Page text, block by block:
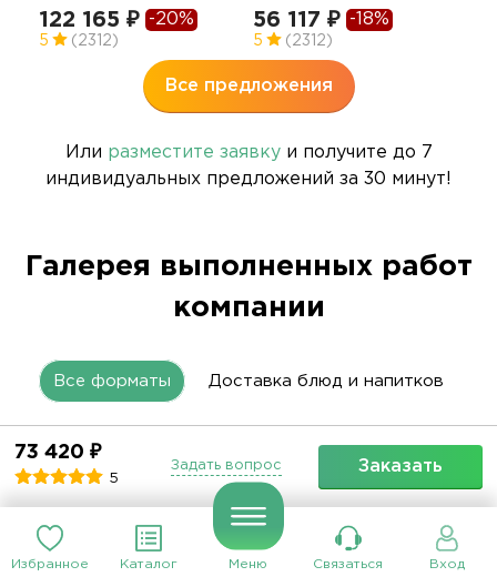
Избранное Каталог Меню Связаться Вход
73 420 ₽
5
Заказать
Задать вопрос
122 165 ₽ -20%
5 (2312)
56 117 ₽ -18%
5 (2312)
Все предложения
Или разместите заявкуи получите до 7
индивидуальных предложений за 30 минут!
Галерея выполненных работ
компании
Все форматы Доставка блюд и напитков
Станция анимации Барбекю
Доставка завтраков